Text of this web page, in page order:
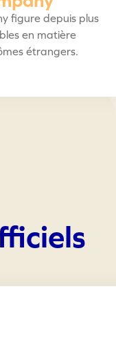
figure depuis plus
en matière
étrangers.